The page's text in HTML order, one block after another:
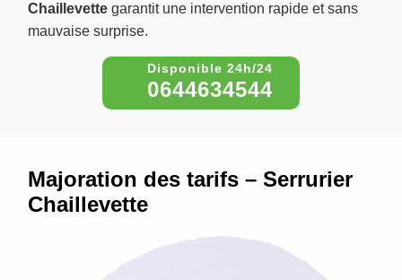
Chaillevette garantit une intervention rapide et sans
mauvaise surprise.
0644634544
Majoration des tarifs – Serrurier
Chaillevette